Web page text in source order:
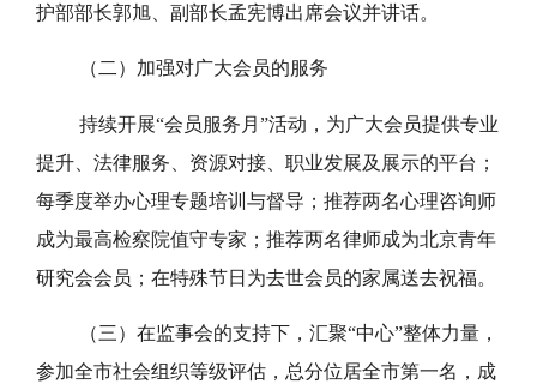
护部部长郭旭、副部长孟宪博出席会议并讲话。
（二）加强对广大会员的服务
持续开展“会员服务月”活动，为广大会员提供专业
提升、法律服务、资源对接、职业发展及展示的平台；
每季度举办心理专题培训与督导；推荐两名心理咨询师
成为最高检察院值守专家；推荐两名律师成为北京青年
研究会会员；在特殊节日为去世会员的家属送去祝福。
（三）在监事会的支持下，汇聚“中心”整体力量，
参加全市社会组织等级评估，总分位居全市第一名，成